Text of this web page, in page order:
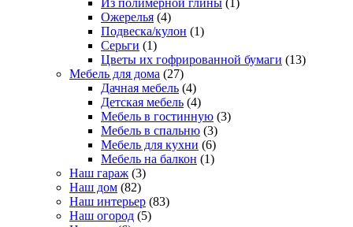
Ожерелья (4)
Подвеска/кулон (1)
Серьги (1)
Цветы их гофрированной бумаги (13)
Мебель для дома (27)
Дачная мебель (4)
Детская мебель (4)
Мебель в гостинную (3)
Мебель в спальню (3)
Мебель для кухни (6)
Мебель на балкон (1)
Наш гараж (3)
Наш дом (82)
Наш интерьер (83)
Наш огород (5)